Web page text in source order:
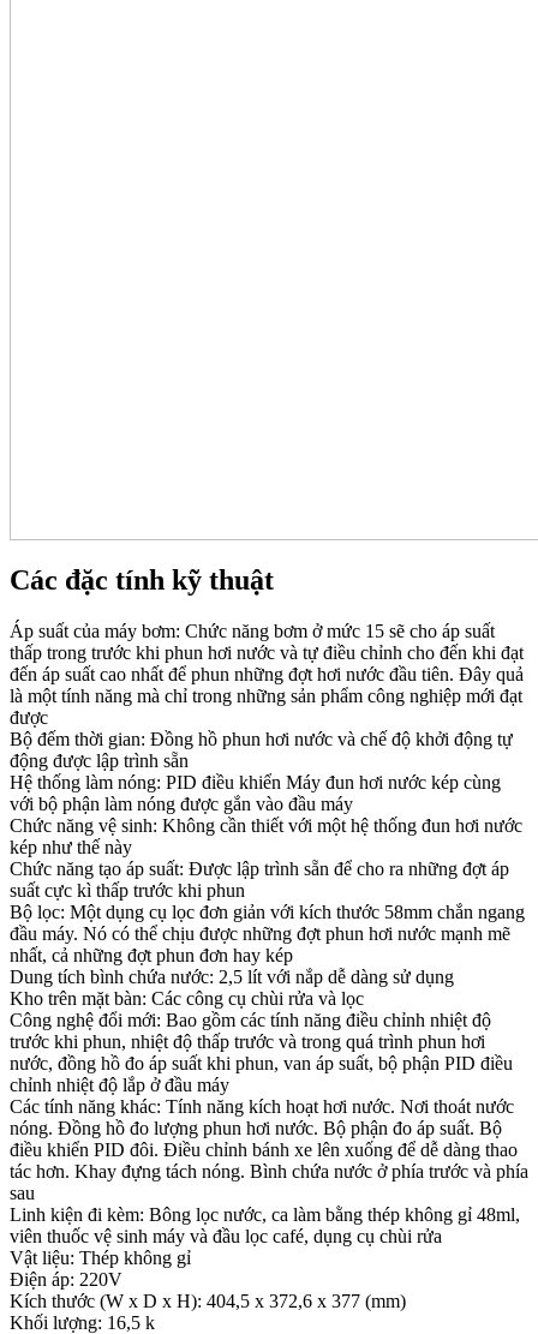
Các đặc tính kỹ thuật
Áp suất của máy bơm: Chức năng bơm ở mức 15 sẽ cho áp suất
thấp trong trước khi phun hơi nước và tự điều chỉnh cho đến khi đạt
đến áp suất cao nhất để phun những đợt hơi nước đầu tiên. Đây quả
là một tính năng mà chỉ trong những sản phẩm công nghiệp mới đạt
được
Bộ đếm thời gian: Đồng hồ phun hơi nước và chế độ khởi động tự
động được lập trình sẵn
Hệ thống làm nóng: PID điều khiển Máy đun hơi nước kép cùng
với bộ phận làm nóng được gắn vào đầu máy
Chức năng vệ sinh: Không cần thiết với một hệ thống đun hơi nước
kép như thế này
Chức năng tạo áp suất: Được lập trình sẵn để cho ra những đợt áp
suất cực kì thấp trước khi phun
Bộ lọc: Một dụng cụ lọc đơn giản với kích thước 58mm chắn ngang
đầu máy. Nó có thể chịu được những đợt phun hơi nước mạnh mẽ
nhất, cả những đợt phun đơn hay kép
Dung tích bình chứa nước: 2,5 lít với nắp dễ dàng sử dụng
Kho trên mặt bàn: Các công cụ chùi rửa và lọc
Công nghệ đổi mới: Bao gồm các tính năng điều chỉnh nhiệt độ
trước khi phun, nhiệt độ thấp trước và trong quá trình phun hơi
nước, đồng hồ đo áp suất khi phun, van áp suất, bộ phận PID điều
chỉnh nhiệt độ lắp ở đầu máy
Các tính năng khác: Tính năng kích hoạt hơi nước. Nơi thoát nước
nóng. Đồng hồ đo lượng phun hơi nước. Bộ phận đo áp suất. Bộ
điều khiển PID đôi. Điều chỉnh bánh xe lên xuống để dễ dàng thao
tác hơn. Khay đựng tách nóng. Bình chứa nước ở phía trước và phía
sau
Linh kiện đi kèm: Bông lọc nước, ca làm bằng thép không gỉ 48ml,
viên thuốc vệ sinh máy và đầu lọc café, dụng cụ chùi rửa
Vật liệu: Thép không gỉ
Điện áp: 220V
Kích thước (W x D x H): 404,5 x 372,6 x 377 (mm)
Khối lượng: 16,5 k